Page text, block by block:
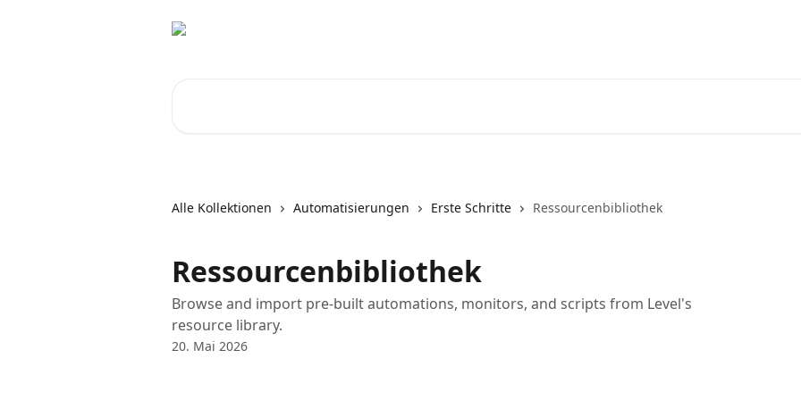
Alle Kollektionen Automatisierungen Erste Schritte Ressourcenbibliothek
Ressourcenbibliothek
Browse and import pre-built automations, monitors, and scripts from Level's
resource library.
20. Mai 2026